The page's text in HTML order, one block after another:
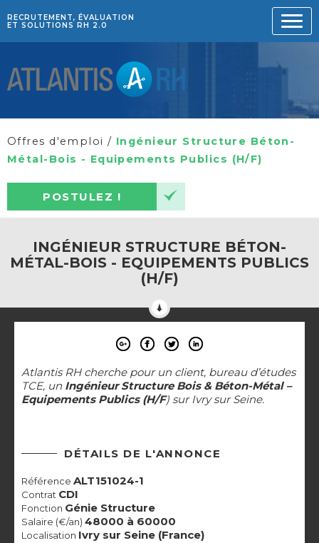
RECRUTEMENT, ÉVALUATION
ET SOLUTIONS RH 2.0
Offres d'emploi / Ingénieur Structure Béton-
Métal-Bois - Equipements Publics (H/F)
POSTULEZ !
INGÉNIEUR STRUCTURE BÉTON-
MÉTAL-BOIS - EQUIPEMENTS PUBLICS
(H/F)
Atlantis RH cherche pour un client, bureau d’études
TCE, un Ingénieur Structure Bois & Béton-Métal –
Equipements Publics (H/F) sur Ivry sur Seine.
DÉTAILS DE L'ANNONCE
Référence ALT151024-1
Contrat CDI
Fonction Génie Structure
Salaire (€/an) 48000 à 60000
Localisation Ivry sur Seine (France)